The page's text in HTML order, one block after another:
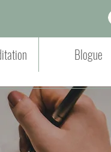
Blogue